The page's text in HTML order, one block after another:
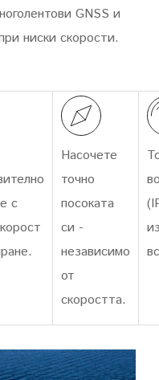
GNSS и
ниски скорости.
с
Насочете
точно
посоката
си -
независимо
от
скоростта.